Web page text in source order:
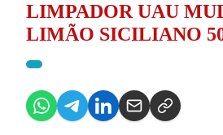
LIMPADOR UAU
LIMÃO SICILIANO